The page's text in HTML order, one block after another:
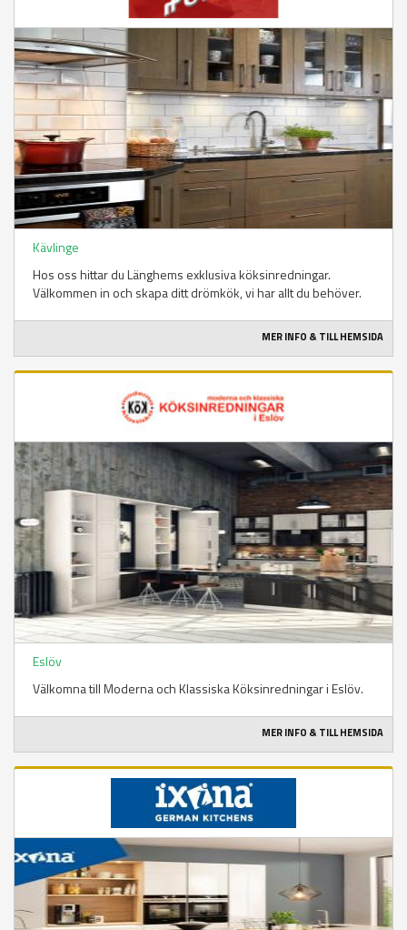
Kävlinge
Hos oss hittar du Länghems exklusiva köksinredningar.
Välkommen in och skapa ditt drömkök, vi har allt du behöver.
MER INFO & TILL HEMSIDA
Eslöv
Välkomna till Moderna och Klassiska Köksinredningar i Eslöv.
MER INFO & TILL HEMSIDA